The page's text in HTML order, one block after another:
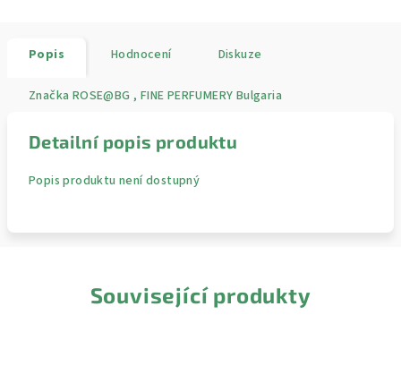
Popis Hodnocení Diskuze
Značka ROSE@BG , FINE PERFUMERY Bulgaria
Detailní popis produktu
Popis produktu není dostupný
Související produkty